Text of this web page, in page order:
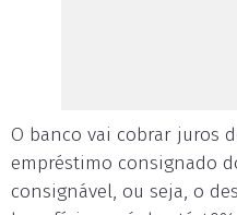
O banco vai cobrar juros
empréstimo consignado
consignável, ou seja, o